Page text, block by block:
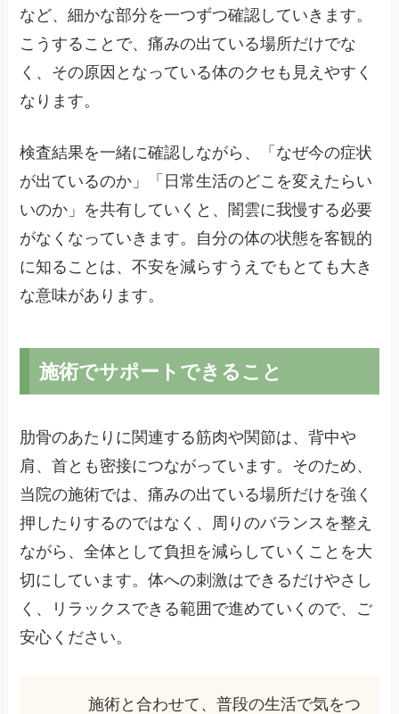
など、細かな部分を一つずつ確認していきます。
こうすることで、痛みの出ている場所だけでな
く、その原因となっている体のクセも見えやすく
なります。
検査結果を一緒に確認しながら、「なぜ今の症状
が出ているのか」「日常生活のどこを変えたらい
いのか」を共有していくと、闇雲に我慢する必要
がなくなっていきます。自分の体の状態を客観的
に知ることは、不安を減らすうえでもとても大き
な意味があります。
施術でサポートできること
肋骨のあたりに関連する筋肉や関節は、背中や
肩、首とも密接につながっています。そのため、
当院の施術では、痛みの出ている場所だけを強く
押したりするのではなく、周りのバランスを整え
ながら、全体として負担を減らしていくことを大
切にしています。体への刺激はできるだけやさし
く、リラックスできる範囲で進めていくので、ご
安心ください。
施術と合わせて、普段の生活で気をつ